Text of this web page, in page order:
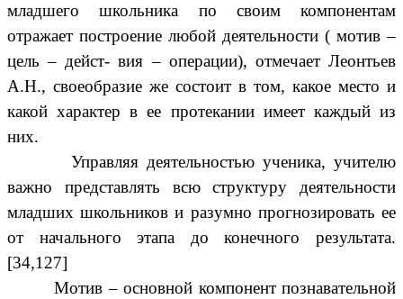
младшего школьника по своим компонентам
отражает построение любой деятельности ( мотив –
цель – дейст- вия – операции), отмечает Леонтьев
А.Н., своеобразие же состоит в том, какое место и
какой характер в ее протекании имеет каждый из
них.
Управляя деятельностью ученика, учителю
важно представлять всю структуру деятельности
младших школьников и разумно прогнозировать ее
от начального этапа до конечного результата.
[34,127]
Мотив – основной компонент познавательной